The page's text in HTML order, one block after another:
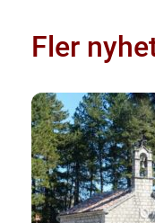
Fler